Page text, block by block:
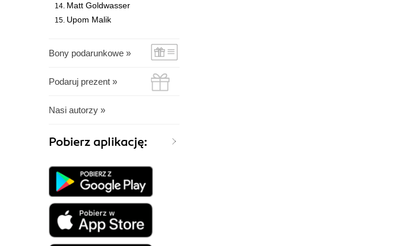
Matt Goldwasser
Upom Malik
Bony podarunkowe »
Podaruj prezent »
Nasi autorzy »
Pobierz aplikację: